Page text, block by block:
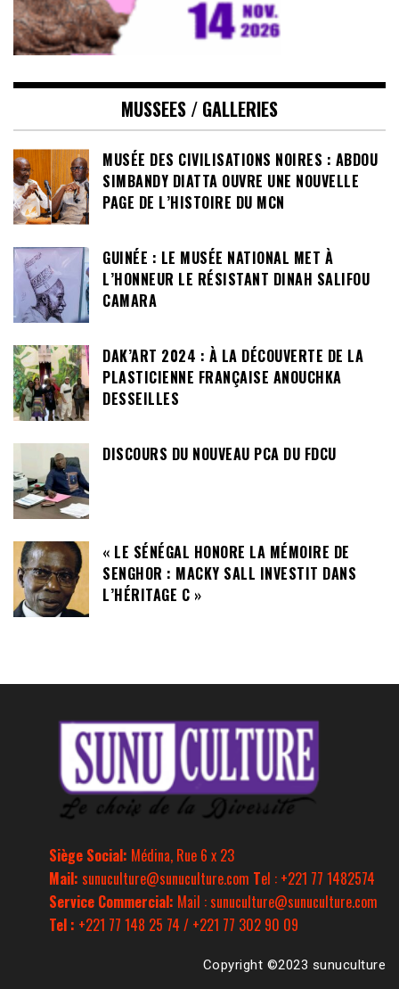
MUSSEES / GALLERIES
MUSÉE DES CIVILISATIONS NOIRES : ABDOU
SIMBANDY DIATTA OUVRE UNE NOUVELLE
PAGE DE L’HISTOIRE DU MCN
GUINÉE : LE MUSÉE NATIONAL MET À
L’HONNEUR LE RÉSISTANT DINAH SALIFOU
CAMARA
DAK’ART 2024 : À LA DÉCOUVERTE DE LA
PLASTICIENNE FRANÇAISE ANOUCHKA
DESSEILLES
DISCOURS DU NOUVEAU PCA DU FDCU
« LE SÉNÉGAL HONORE LA MÉMOIRE DE
SENGHOR : MACKY SALL INVESTIT DANS
L’HÉRITAGE C »
Siège Social: Médina, Rue 6 x 23
Mail: sunuculture@sunuculture.com Tel : +221 77 1482574
Service Commercial: Mail : sunuculture@sunuculture.com
Tel : +221 77 148 25 74 / +221 77 302 90 09
Copyright ©2023 sunuculture